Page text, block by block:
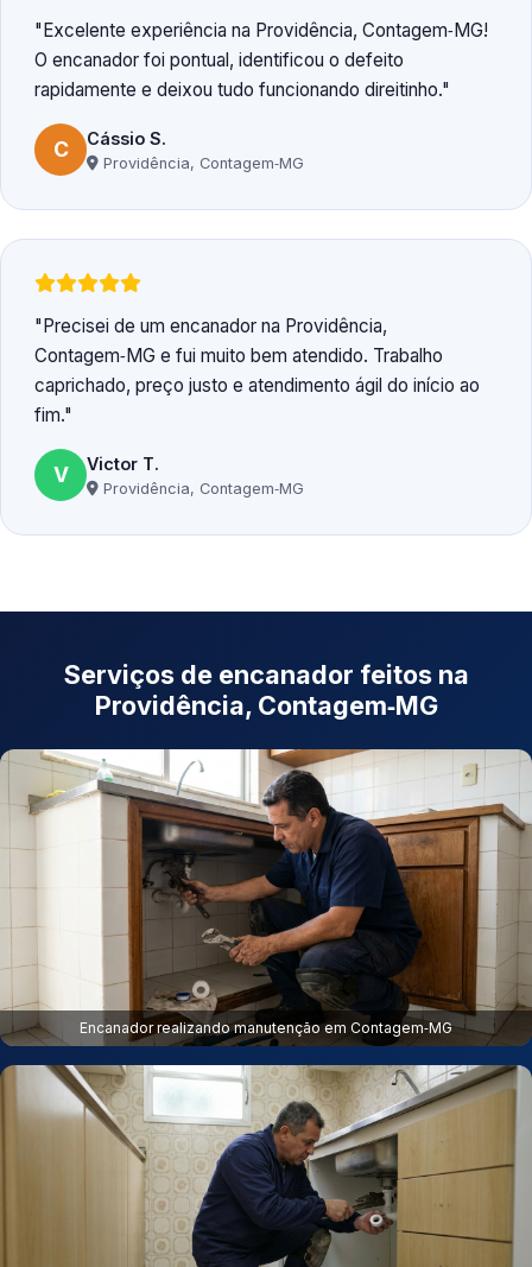
Excelente experiência na Providência, Contagem‑MG!
O encanador foi pontual, identificou o defeito
rapidamente e deixou tudo funcionando direitinho.
C Cássio S.
Providência, Contagem‑MG
Precisei de um encanador na Providência,
Contagem‑MG e fui muito bem atendido. Trabalho
caprichado, preço justo e atendimento ágil do início ao
fim.
V Victor T.
Providência, Contagem‑MG
Serviços de encanador feitos na
Providência, Contagem‑MG
Encanador realizando manutenção em Contagem‑MG